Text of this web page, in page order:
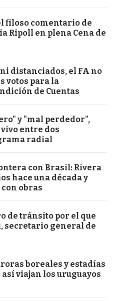
filoso comentario de
Ripoll en plena Cena de
distanciados, el FA no
votos para la
de Cuentas
y "mal perdedor",
entre dos
radial
con Brasil: Rivera
hace una década y
obras
de tránsito por el que
secretario general de
boreales y estadías
así viajan los uruguayos